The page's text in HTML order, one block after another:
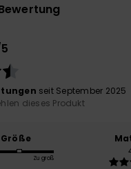
seit September 2025
dieses Produkt
Größe
Zu groß